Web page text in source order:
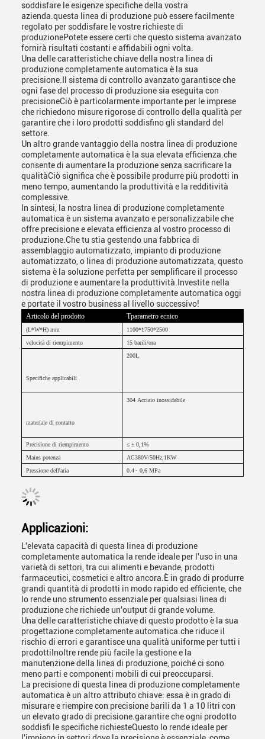
soddisfare le esigenze specifiche della vostra
azienda.questa linea di produzione può essere facilmente
regolato per soddisfare le vostre richieste di
produzionePotete essere certi che questo sistema avanzato
fornirà risultati costanti e affidabili ogni volta.
Una delle caratteristiche chiave della nostra linea di
produzione completamente automatica è la sua
precisione.Il sistema di controllo avanzato garantisce che
ogni fase del processo di produzione sia eseguita con
precisioneCiò è particolarmente importante per le imprese
che richiedono misure rigorose di controllo della qualità per
garantire che i loro prodotti soddisfino gli standard del
settore.
Un altro grande vantaggio della nostra linea di produzione
completamente automatica è la sua elevata efficienza.che
consente di aumentare la produzione senza sacrificare la
qualitàCiò significa che è possibile produrre più prodotti in
meno tempo, aumentando la produttività e la redditività
complessive.
In sintesi, la nostra linea di produzione completamente
automatica è un sistema avanzato e personalizzabile che
offre precisione e elevata efficienza al vostro processo di
produzione.Che tu stia gestendo una fabbrica di
assemblaggio automatizzato, impianto di produzione
automatizzato, o linea di produzione automatizzata, questo
sistema è la soluzione perfetta per semplificare il processo
di produzione e aumentare la produttività.Investite nella
nostra linea di produzione completamente automatica oggi
e portate il vostro business al livello successivo!
Articolo del prodotto Tparametro ecnico
(L*W*H) mm
1100*1750*2500
velocità di riempimento
15 barili/ora
Specifiche applicabili
200L
materiale di contatto
304 Acciaio inossidabile
Precisione di riempimento
≤ ± 0,1%
Mains potenza
AC380V/50Hz;1KW
Pressione dell'aria
0.4 ∙ 0,6 MPa
Applicazioni:
L'elevata capacità di questa linea di produzione
completamente automatica la rende ideale per l'uso in una
varietà di settori, tra cui alimenti e bevande, prodotti
farmaceutici, cosmetici e altro ancora.È in grado di produrre
grandi quantità di prodotti in modo rapido ed efficiente, che
lo rende uno strumento essenziale per qualsiasi linea di
produzione che richiede un'output di grande volume.
Una delle caratteristiche chiave di questo prodotto è la sua
progettazione completamente automatica.che riduce il
rischio di errori e garantisce una qualità uniforme per tutti i
prodottiInoltre rende più facile la gestione e la
manutenzione della linea di produzione, poiché ci sono
meno parti e componenti mobili di cui preoccuparsi.
La precisione di questa linea di produzione completamente
automatica è un altro attributo chiave: essa è in grado di
misurare e riempire con precisione barili da 1 a 10 litri con
un elevato grado di precisione.garantire che ogni prodotto
soddisfi le specifiche richiesteQuesto lo rende ideale per